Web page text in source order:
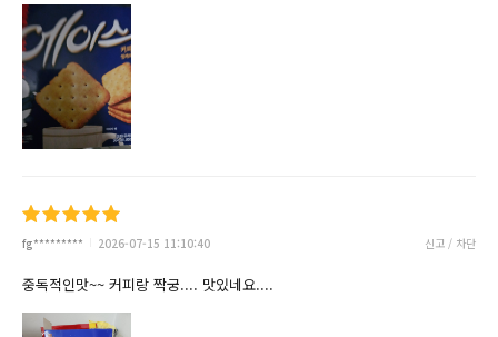
fg********* 2026-07-15 11:10:40 신고 / 차단
중독적인맛~~ 커피랑 짝궁.... 맛있네요....